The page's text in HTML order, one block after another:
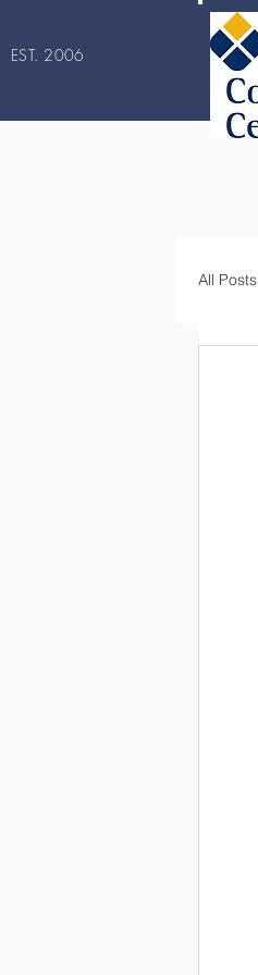
EST. 2006
All Posts